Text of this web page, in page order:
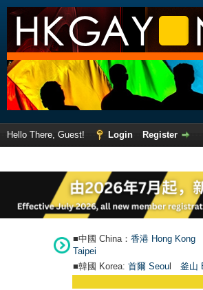
Hello There, Guest! Login
Register
■中國 China： 香港 Hong Kong
Taipei
■韓國 Korea: 首爾 Seoul 釜山